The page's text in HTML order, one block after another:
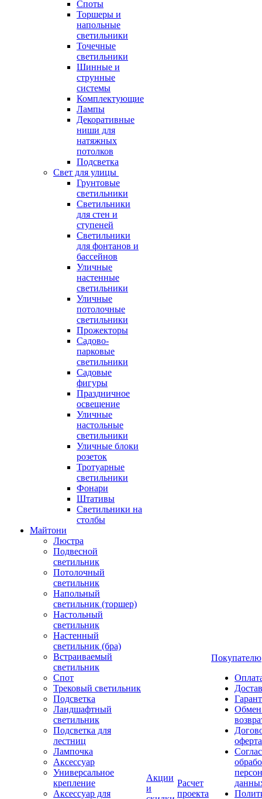
Споты
Торшеры и
напольные
светильники
Точечные
светильники
Шинные и
струнные
системы
Комплектующие
Лампы
Декоративные
ниши для
натяжных
потолков
Подсветка
Свет для улицы
Грунтовые
светильники
Светильники
для стен и
ступеней
Светильники
для фонтанов и
бассейнов
Уличные
настенные
светильники
Уличные
потолочные
светильники
Прожекторы
Садово-
парковые
светильники
Садовые
фигуры
Праздничное
освещение
Уличные
настольные
светильники
Уличные блоки
розеток
Тротуарные
светильники
Фонари
Штативы
Светильники на
столбы
Майтони
Люстра
Подвесной
светильник
Потолочный
светильник
Напольный
светильник (торшер)
Настольный
светильник
Настенный
светильник (бра)
Встраиваемый
светильник
Спот
Трековый светильник
Подсветка
Ландшафтный
светильник
Подсветка для
лестниц
Лампочка
Аксессуар
Универсальное
крепление
Аксессуар для
Акции
и
Расчет
проекта
Покупателю
оферта